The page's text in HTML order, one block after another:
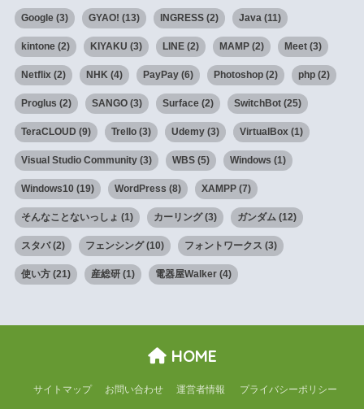
Google(3) GYAO! (13) INGRESS(2) Java(11)
kintone(2) KIYAKU (3) LINE(2) MAMP(2) Meet(3)
Netflix(2) NHK(4) PayPay(6) Photoshop(2) php(2)
Proglus (2) SANGO(3) Surface(2) SwitchBot(25)
TeraCLOUD (9) Trello(3) Udemy(3) VirtualBox(1)
Visual Studio Community(3) WBS(5) Windows (1)
Windows10(19) WordPress (8) XAMPP(7)
そんなことないっしょ (1) カーリング(3) ガンダム(12)
スタバ(2) フェンシング(10) フォントワークス (3)
使い方(21) 産総研(1) 電器屋Walker(4)
HOME
サイトマップ お問い合わせ 運営者情報 プライバシーポリシー